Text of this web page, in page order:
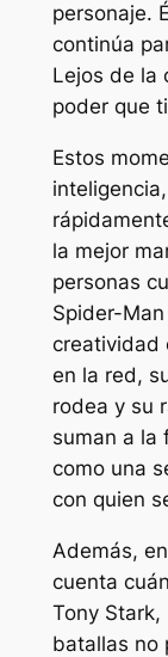
personaje.
continúa
Lejos de la
poder que
Estos
la mejor
personas
Spider-
creatividad
en la red,
rodea y su
suman a la
como una
con quien
Además,
cuenta
Tony Stark,
batallas no